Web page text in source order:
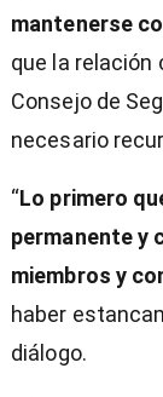
mantenerse
que la relación
Consejo de
necesario
“Lo primero
permanente y
miembros y
haber
diálogo.